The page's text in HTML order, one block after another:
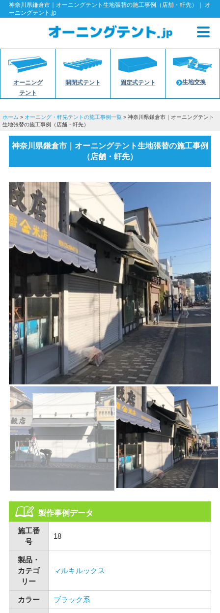
神奈川県鎌倉市｜オーニングテント生地張替の施工事例（店舗・軒先）｜ オ
ーニングテント.jp
オーニング
テント
開閉式テント 固定式テント 生地交換
ホーム > オーニング・軒先テントの施工事例一覧 > 神奈川県鎌倉市｜オーニングテント
生地張替の施工事例（店舗・軒先）
神奈川県鎌倉市｜オーニングテント生地張替の施工事例
（店舗・軒先）
製作事例データ
施工番
号
18
製品・
カテゴ
リー
マルキルックス
カラー ブラック系